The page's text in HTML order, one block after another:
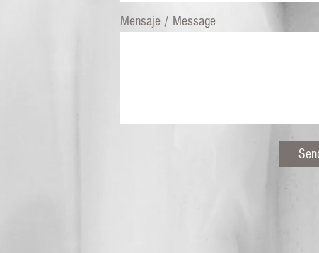
Mensaje / Message